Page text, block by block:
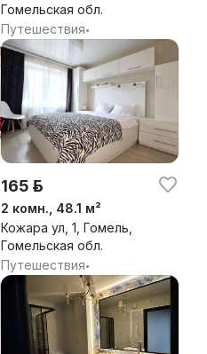
Гомельская обл.
Путешествия•
165 р.
2 комн., 48.1 м²
Кожара ул, 1, Гомель,
Гомельская обл.
Путешествия•